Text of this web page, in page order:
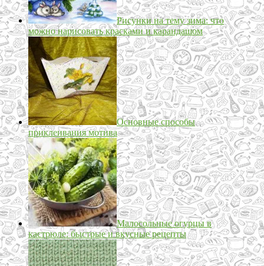
Рисунки на тему зима: что
можно нарисовать красками и карандашом
Основные способы
приклеивания мотива
Малосольные огурцы в
кастрюле: быстрые и вкусные рецепты